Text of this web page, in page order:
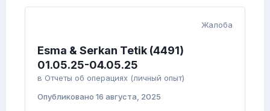
Жалоба
Esma & Serkan Tetik (4491)
01.05.25-04.05.25
в Отчеты об операциях (личный опыт)
Опубликовано 16 августа, 2025